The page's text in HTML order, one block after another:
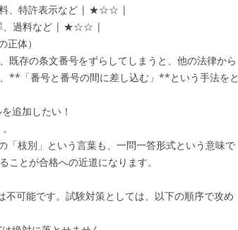
料、特許表示など | ★☆☆ |
、過料など | ★☆☆ |
体）
既存の条文番号をずらしてしまうと、他の法律から
**「番号と番号の間に差し込む」**という手法をと
追加したい！
「枝別」という言葉も、一問一答形式という意味で
とが合格への近道になります。
可能です。試験対策としては、以下の順序で攻め